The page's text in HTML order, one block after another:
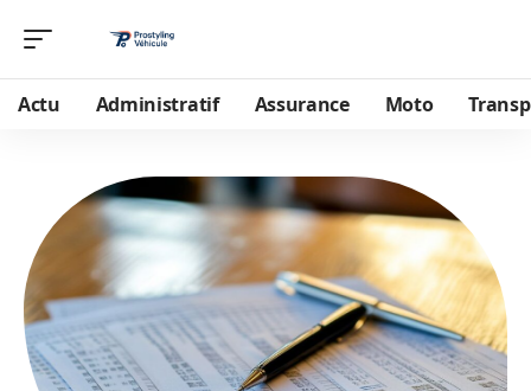
Actu Administratif Assurance Moto